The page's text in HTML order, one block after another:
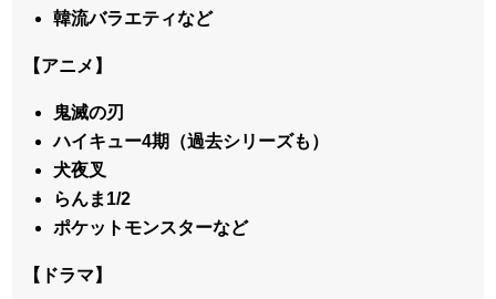
韓流バラエティなど
【アニメ】
鬼滅の刃
ハイキュー4期（過去シリーズも）
犬夜叉
らんま1/2
ポケットモンスターなど
【ドラマ】